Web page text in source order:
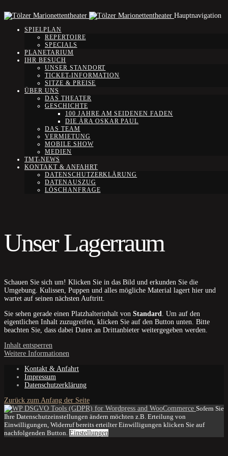
Hauptnavigation
SPIELPLAN
REPERTOIRE
SPECIALS
PLANETARIUM
IHR BESUCH
UNSER STANDORT
TICKET-INFORMATION
SITZE & PREISE
ÜBER UNS
DAS THEATER
GESCHICHTE
100 JAHRE AM SEIDENEN FADEN
DIE ÄRA OSKAR PAUL
DAS TEAM
VERMIETUNG
MOBILE SHOW
MEDIEN
TMT-NEWS
KONTAKT & ANFAHRT
DATENSCHUTZERKLÄRUNG
DATENAUSZUG
LÖSCHANFRAGE
Unser Lagerraum
Schauen Sie sich um! Klicken Sie in das Bild und erkunden Sie die
Umgebung. Kulissen, Puppen und alles mögliche Material lagert hier und
wartet auf seinen nächsten Auftritt.
Sie sehen gerade einen Platzhalterinhalt von Standard. Um auf den
eigentlichen Inhalt zuzugreifen, klicken Sie auf den Button unten. Bitte
beachten Sie, dass dabei Daten an Drittanbieter weitergegeben werden.
Inhalt entsperren
Weitere Informationen
Kontakt & Anfahrt
Impressum
Datenschutzerklärung
Zurück zum Anfang der Seite
Sofern Sie
Ihre Datenschutzeinstellungen ändern möchten z.B. Erteilung von
Einwilligungen, Widerruf bereits erteilter Einwilligungen klicken Sie auf
nachfolgenden Button. Einstellungen